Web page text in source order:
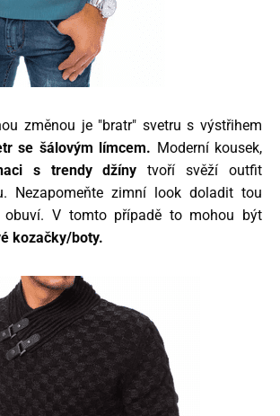
změnou je "bratr" svetru s výstřihem
se šálovým límcem. Moderní kousek,
s trendy džíny tvoří svěží outfit
Nezapomeňte zimní look doladit tou
obuví. V tomto případě to mohou být
kozačky/boty.